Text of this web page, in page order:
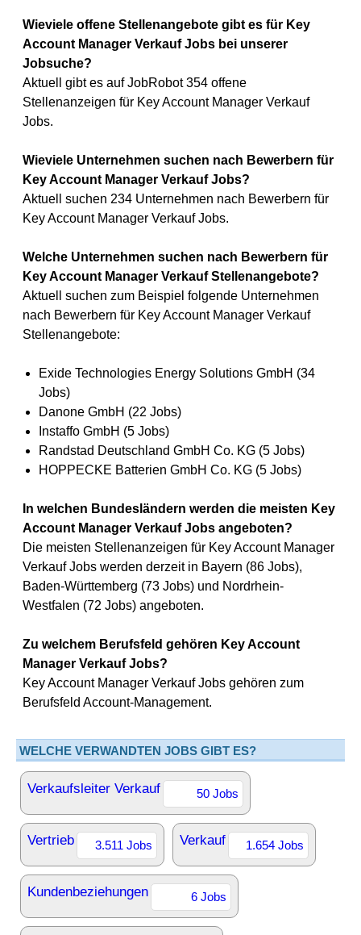
Wieviele offene Stellenangebote gibt es für Key
Account Manager Verkauf Jobs bei unserer
Jobsuche?
Aktuell gibt es auf JobRobot 354 offene
Stellenanzeigen für Key Account Manager Verkauf
Jobs.
Wieviele Unternehmen suchen nach Bewerbern für
Key Account Manager Verkauf Jobs?
Aktuell suchen 234 Unternehmen nach Bewerbern für
Key Account Manager Verkauf Jobs.
Welche Unternehmen suchen nach Bewerbern für
Key Account Manager Verkauf Stellenangebote?
Aktuell suchen zum Beispiel folgende Unternehmen
nach Bewerbern für Key Account Manager Verkauf
Stellenangebote:
Exide Technologies Energy Solutions GmbH (34
Jobs)
Danone GmbH (22 Jobs)
Instaffo GmbH (5 Jobs)
Randstad Deutschland GmbH Co. KG (5 Jobs)
HOPPECKE Batterien GmbH Co. KG (5 Jobs)
In welchen Bundesländern werden die meisten Key
Account Manager Verkauf Jobs angeboten?
Die meisten Stellenanzeigen für Key Account Manager
Verkauf Jobs werden derzeit in Bayern (86 Jobs),
Baden-Württemberg (73 Jobs) und Nordrhein-
Westfalen (72 Jobs) angeboten.
Zu welchem Berufsfeld gehören Key Account
Manager Verkauf Jobs?
Key Account Manager Verkauf Jobs gehören zum
Berufsfeld Account-Management.
WELCHE VERWANDTEN JOBS GIBT ES?
Verkaufsleiter Verkauf 50 Jobs
Vertrieb 3.511 Jobs Verkauf 1.654 Jobs
Kundenbeziehungen 6 Jobs